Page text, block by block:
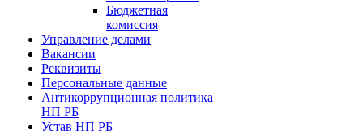
Бюджетная
комиссия
Управление делами
Вакансии
Реквизиты
Персональные данные
Антикоррупционная политика
НП РБ
Устав НП РБ